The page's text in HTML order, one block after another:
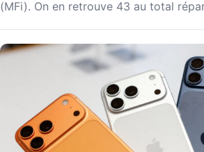
(MFi). On en retrouve 43 au total